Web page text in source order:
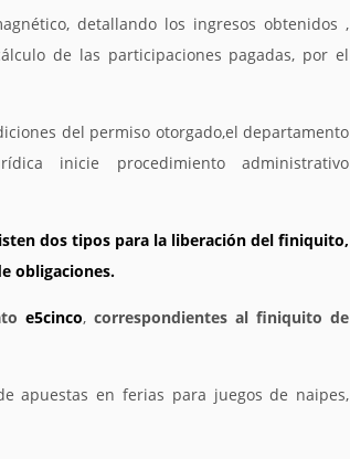
detallando los ingresos obtenidos ,
de las participaciones pagadas, por el
del permiso otorgado,el departamento
inicie procedimiento administrativo
dos tipos para la liberación del finiquito,
obligaciones.
e5cinco,correspondientes al finiquito de
apuestas en ferias para juegos de naipes,